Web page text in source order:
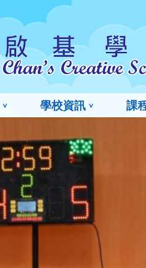
學校資訊 課